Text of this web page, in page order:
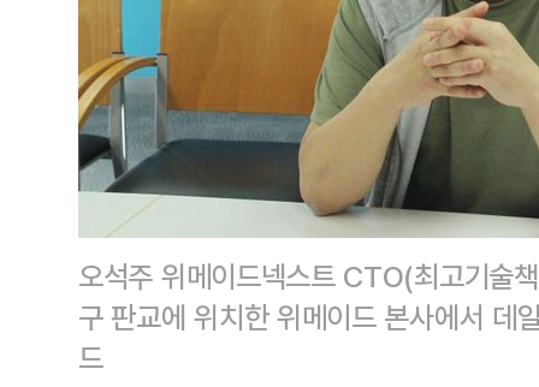
오석주 위메이드넥스트 CTO(최고기술
구 판교에 위치한 위메이드 본사에서
드